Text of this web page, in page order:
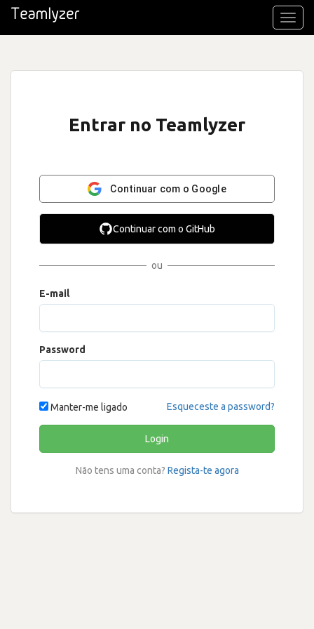
Entrar no Teamlyzer
Continuar com o Google
Continuar com o GitHub
ou
E-mail
Password
Manter-me ligado Esqueceste a password?
Login
Não tens uma conta? Regista-te agora